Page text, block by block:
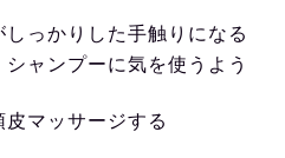
っかりした手触りになる
ャンプーに気を使うよう
マッサージする